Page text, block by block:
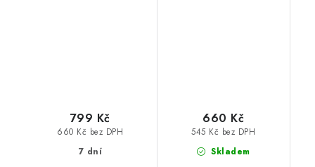
7 dní
660 Kč bez DPH
799 Kč
Skladem
545 Kč bez DPH
660 Kč